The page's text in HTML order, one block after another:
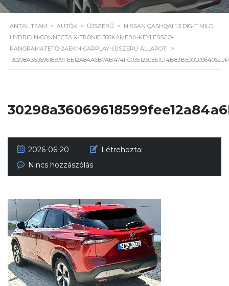
ANTAL TEAM > AUTÓK > ÚJSZERŰ > NISSAN QASHQAI 1.3 DIG-T MILD
HYBRID N-CONNECTA X-TRONIC 360KAMERA-KEYLESSGO-
PANORÁMATETŐ-24EKM-CARPLAY-ÚJSZERŰ ÁLLAPOT! >
2026-06-20
Létrehozta:
Nincs hozzászólás